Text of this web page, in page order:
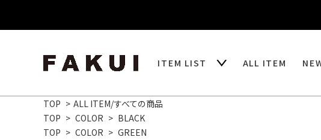
ITEM LIST ALL ITEM
TOP > ALL ITEM/すべての商品
TOP > COLOR > BLACK
TOP > COLOR > GREEN